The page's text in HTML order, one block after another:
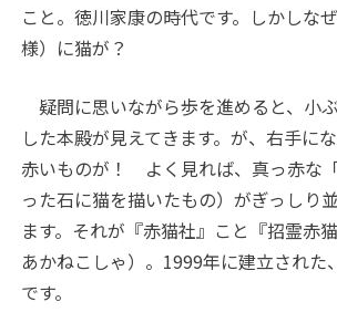
こと。徳川家康の時代です。しかしな
様）に猫が？
疑問に思いながら歩を進めると、小
した本殿が見えてきます。が、右手に
赤いものが！ よく見れば、真っ赤な
った石に猫を描いたもの）がぎっしり
ます。それが『赤猫社』こと『招霊赤
あかねこしゃ）。1999年に建立された
です。